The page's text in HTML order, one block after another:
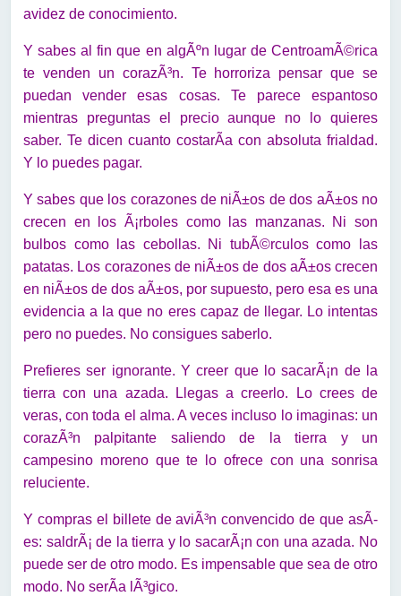
avidez de conocimiento.
Y sabes al fin que en algÃºn lugar de CentroamÃ©rica
te venden un corazÃ³n. Te horroriza pensar que se
puedan vender esas cosas. Te parece espantoso
mientras preguntas el precio aunque no lo quieres
saber. Te dicen cuanto costarÃ­a con absoluta frialdad.
Y lo puedes pagar.
Y sabes que los corazones de niÃ±os de dos aÃ±os no
crecen en los Ã¡rboles como las manzanas. Ni son
bulbos como las cebollas. Ni tubÃ©rculos como las
patatas. Los corazones de niÃ±os de dos aÃ±os crecen
en niÃ±os de dos aÃ±os, por supuesto, pero esa es una
evidencia a la que no eres capaz de llegar. Lo intentas
pero no puedes. No consigues saberlo.
Prefieres ser ignorante. Y creer que lo sacarÃ¡n de la
tierra con una azada. Llegas a creerlo. Lo crees de
veras, con toda el alma. A veces incluso lo imaginas: un
corazÃ³n palpitante saliendo de la tierra y un
campesino moreno que te lo ofrece con una sonrisa
reluciente.
Y compras el billete de aviÃ³n convencido de que asÃ­
es: saldrÃ¡ de la tierra y lo sacarÃ¡n con una azada. No
puede ser de otro modo. Es impensable que sea de otro
modo. No serÃ­a lÃ³gico.